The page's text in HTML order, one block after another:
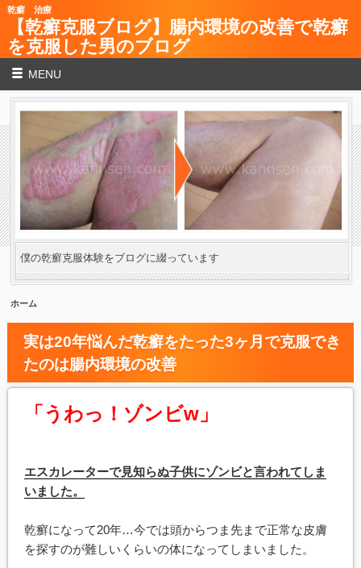
乾癬 治療
【乾癬克服ブログ】腸内環境の改善で乾癬
を克服した男のブログ
MENU
僕の乾癬克服体験をブログに綴っています
ホーム
実は20年悩んだ乾癬をたった3ヶ月で克服でき
たのは腸内環境の改善
「うわっ！ゾンビw」
エスカレーターで見知らぬ子供にゾンビと言われてしま
いました。
乾癬になって20年…今では頭からつま先まで正常な皮膚
を探すのが難しいくらいの体になってしまいました。